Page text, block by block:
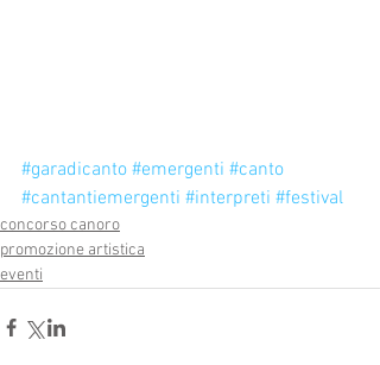
#garadicanto #emergenti #canto
#cantantiemergenti #interpreti #festival
concorso canoro
promozione artistica
eventi